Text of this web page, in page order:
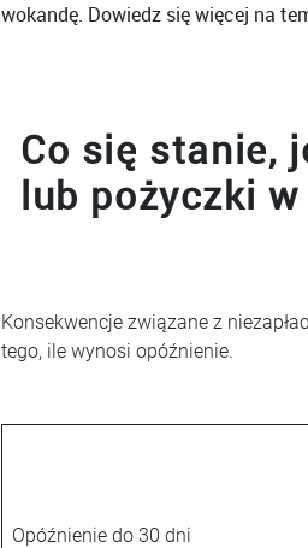
wokandę. Dowiedz się więcej na
Co się stanie,
lub pożyczki
Konsekwencje związane z
tego, ile wynosi opóźnienie.
Opóźnienie do 30 dni